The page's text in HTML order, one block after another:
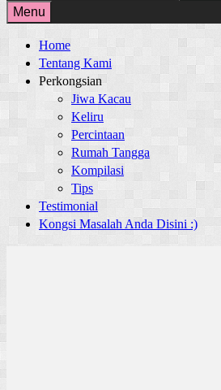
for:
Menu
Home
Tentang Kami
Perkongsian
Jiwa Kacau
Keliru
Percintaan
Rumah Tangga
Kompilasi
Tips
Testimonial
Kongsi Masalah Anda Disini :)